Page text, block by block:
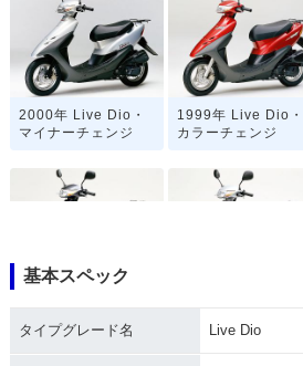
2000年 Live Dio・
マイナーチェンジ
1999年 Live Dio・
カラーチェンジ
基本スペック
タイプグレード名 Live Dio